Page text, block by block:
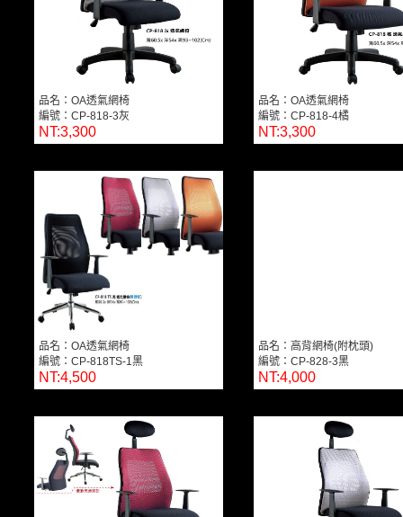
品名：OA透氣網椅
編號：CP-818-3灰
NT:3,300
品名：OA透氣網椅
編號：CP-818-4橘
NT:3,300
品名：OA透氣網椅
編號：CP-818TS-1黑
NT:4,500
品名：高背網椅(附枕頭)
編號：CP-828-3黑
NT:4,000